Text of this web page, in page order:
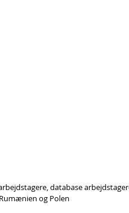
database
og Polen